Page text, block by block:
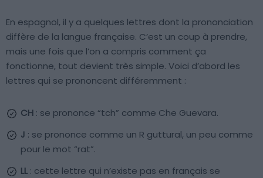
En espagnol, il y a quelques lettres dont la prononciation
diffère de la langue française. C’est un coup à prendre,
mais une fois que l’on a compris comment ça
fonctionne, tout devient très simple. Voici d’abord les
lettres qui se prononcent différemment :
CH : se prononce “tch” comme Che Guevara.
J : se prononce comme un R guttural, un peu comme
pour le mot “rat”.
LL : cette lettre qui n’existe pas en français se